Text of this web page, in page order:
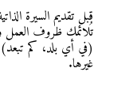
قبل تقديم السيرة
تُلائمك ظروف العمل
(في أي بلد، كم
غيرها.